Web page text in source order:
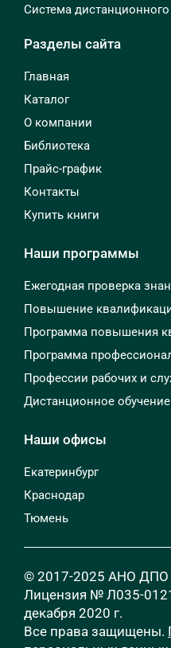
Система
Разделы сайта
Главная
Каталог
О компании
Библиотека
Прайс-график
Контакты
Купить книги
Наши программы
Ежегодная проверка
Повышение
Программа повышения
Программа
Профессии рабочих и
Дистанционное обучение
Наши офисы
Екатеринбург
Краснодар
Тюмень
© 2017-2025 АНО ДПО
Лицензия № Л035-
декабря 2020 г.
Все права защищены.